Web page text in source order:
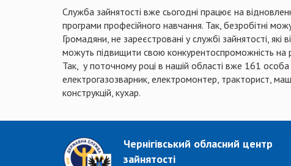
Служба зайнятості вже сьогодні працює на
програми професійного навчання. Так, безробітні
Громадяни, не зареєстровані у службі зайнятості,
можуть підвищити свою конкурентоспроможність на
Так, у поточному році в нашій області вже 161 особа
електрогазозварник, електромонтер, тракторист,
конструкцій, кухар.
Чернігівський обласний центр
зайнятості